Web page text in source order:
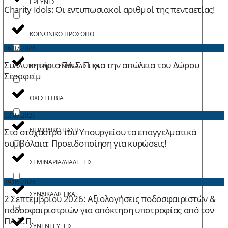
ΚΟΙΝΩΝΙΚΟ ΠΡΟΣΩΠΟ
ΚΥΠΡΟΣ ΣΥΝΔΙΚΑΛΙΣΤΙΚΑ
ΟΧΙ ΣΤΗ ΒΙΑ
ΠΕΡΙΟΔΙΚΟ ΠΑΣΠ
ΣΕΜΙΝΑΡΙΑ/ΔΙΑΛΕΞΕΙΣ
ΣΥΝΔΙΚΑΛΙΣΤΙΚΑ
ΣΥΝΕΝΤΕΥΞΕΙΣ
Charity Idols: Οι εντυπωσιακοί αριθμοί της πενταετίας!
06.07.2026
Συλλυπητήρια ΠΑ.Σ.Π. για την απώλεια του Δώρου
Σεραφείμ
02.07.2026
Στο στόχαστρο του Υπουργείου τα επαγγελματικά
συμβόλαια: Προειδοποίηση για κυρώσεις!
29.06.2026
2 Σεπτεμβρίου 2026: Aξιολογήσεις ποδοσφαιριστών &
ποδοσφαιριστριών για απόκτηση υποτροφίας από τον
ΠΑ.Σ.Π.